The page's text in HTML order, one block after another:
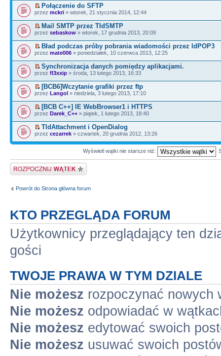
Połączenie do SFTP
przez mckri » wtorek, 21 stycznia 2014, 12:44
Mail SMTP przez TIdSMTP
przez sebaskow » wtorek, 17 grudnia 2013, 20:09
Bład podczas próby pobrania wiadomości przez IdPOP3
przez mate006 » poniedziałek, 10 czerwca 2013, 12:25
Synchronizacja danych pomiędzy aplikacjami.
przez fl3xxip » środa, 13 lutego 2013, 16:33
[BCB6]Wczytanie grafiki przez ftp
przez Langol » niedziela, 3 lutego 2013, 17:10
[BCB C++] IE WebBrowser1 i HTTPS
przez Darek_C++ » piątek, 1 lutego 2013, 18:40
TIdAttachment i OpenDialog
przez cezarrek » czwartek, 20 grudnia 2012, 13:26
Wyświetl wątki nie starsze niż:
Napisz wątek
Powrót do Strona główna forum
KTO PRZEGLĄDA FORUM
Użytkownicy przeglądający ten
gości
TWOJE PRAWA W TYM DZIALE
Nie możesz rozpoczynać nowych
Nie możesz odpowiadać w
Nie możesz edytować swoich
Nie możesz usuwać swoich